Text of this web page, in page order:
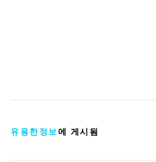
유용한정보에 게시됨